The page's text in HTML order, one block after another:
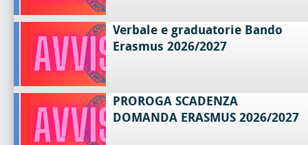
Verbale e graduatorie Bando
Erasmus 2026/2027
PROROGA SCADENZA
DOMANDA ERASMUS 2026/2027